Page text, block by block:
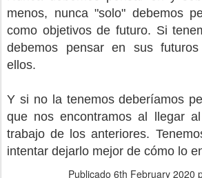
menos, nunca "solo" debemos
como objetivos de futuro. Si
debemos pensar en sus
ellos.
Y si no la tenemos deberíamos
que nos encontramos al llegar
trabajo de los anteriores.
intentar dejarlo mejor de cómo lo
Publicado 6th February 2020